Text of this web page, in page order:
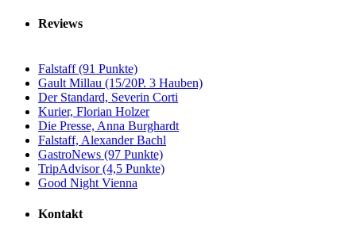
Reviews
Falstaff (91 Punkte)
Gault Millau (15/20P. 3 Hauben)
Der Standard, Severin Corti
Kurier, Florian Holzer
Die Presse, Anna Burghardt
Falstaff, Alexander Bachl
GastroNews (97 Punkte)
TripAdvisor (4,5 Punkte)
Good Night Vienna
Kontakt